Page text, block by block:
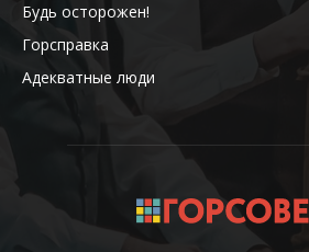
Будь осторожен!
Горсправка
Адекватные люди